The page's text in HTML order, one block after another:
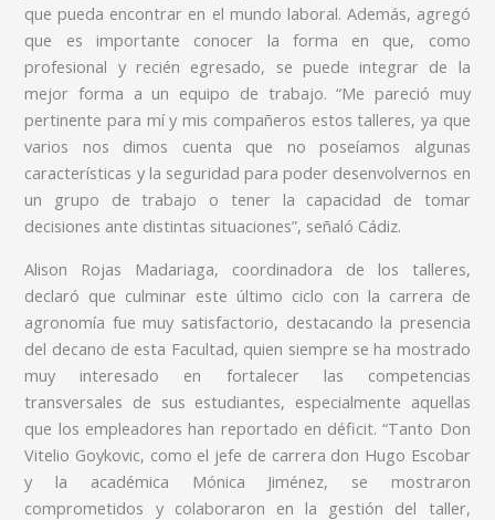
que pueda encontrar en el mundo laboral. Además, agregó
que es importante conocer la forma en que, como
profesional y recién egresado, se puede integrar de la
mejor forma a un equipo de trabajo. “Me pareció muy
pertinente para mí y mis compañeros estos talleres, ya que
varios nos dimos cuenta que no poseíamos algunas
características y la seguridad para poder desenvolvernos en
un grupo de trabajo o tener la capacidad de tomar
decisiones ante distintas situaciones”, señaló Cádiz.
Alison Rojas Madariaga, coordinadora de los talleres,
declaró que culminar este último ciclo con la carrera de
agronomía fue muy satisfactorio, destacando la presencia
del decano de esta Facultad, quien siempre se ha mostrado
muy interesado en fortalecer las competencias
transversales de sus estudiantes, especialmente aquellas
que los empleadores han reportado en déficit. “Tanto Don
Vitelio Goykovic, como el jefe de carrera don Hugo Escobar
y la académica Mónica Jiménez, se mostraron
comprometidos y colaboraron en la gestión del taller,